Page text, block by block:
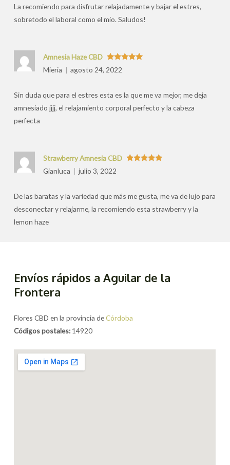
La recomiendo para disfrutar relajadamente y bajar el estres,
sobretodo el laboral como el mio. Saludos!
Valorado
con5
Amnesia Haze CBD
Mieria
agosto 24, 2022
Sin duda que para el estres esta es la que me va mejor, me deja
amnesiado jjjj, el relajamiento corporal perfecto y la cabeza
perfecta
Strawberry Amnesia CBD
Gianluca
julio 3, 2022
De las baratas y la variedad que más me gusta, me va de lujo para
desconectar y relajarme, la recomiendo esta strawberry y la
lemon haze
Envíos rápidos a Aguilar de la
Frontera
Flores CBD en la provincia deCórdoba
Códigos postales: 14920